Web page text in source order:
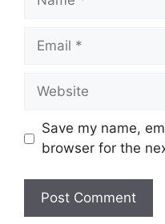
Email
Website
Save my name,
browser for the